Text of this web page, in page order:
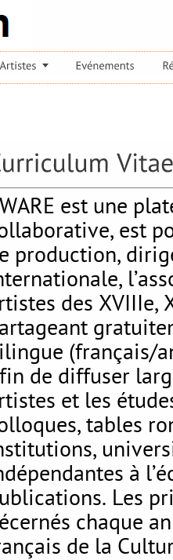
est une
est
production,
des XVIIIe,
(français/
de diffuser
et les
tables
à
Les
chaque
de la